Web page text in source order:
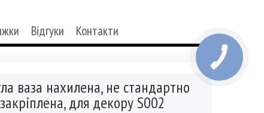
Відгуки Контакти
ваза нахилена, не стандартно
закріплена, для декору S002